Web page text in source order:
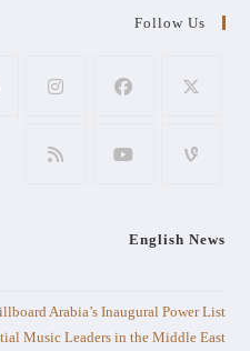
Follow Us
English News
Arabia’s Inaugural Power List
Music Leaders in the Middle East